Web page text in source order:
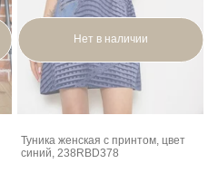
Нет в наличии
Туника женская с принтом, цвет
синий, 238RBD378